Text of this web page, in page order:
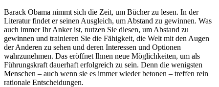
Barack Obama nimmt sich die Zeit, um Bücher zu lesen. In der
Literatur findet er seinen Ausgleich, um Abstand zu gewinnen. Was
auch immer Ihr Anker ist, nutzen Sie diesen, um Abstand zu
gewinnen und trainieren Sie die Fähigkeit, die Welt mit den Augen
der Anderen zu sehen und deren Interessen und Optionen
wahrzunehmen. Das eröffnet Ihnen neue Möglichkeiten, um als
Führungskraft dauerhaft erfolgreich zu sein. Denn die wenigsten
Menschen – auch wenn sie es immer wieder betonen – treffen rein
rationale Entscheidungen.